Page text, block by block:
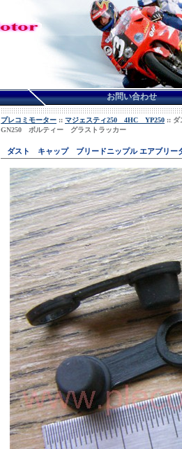
お問い合わせ
プレコミモーター :: マジェスティ250 4HC YP250 ::
GN250 ボルティー グラストラッカー
ダスト キャップ ブリードニップル エアブリ